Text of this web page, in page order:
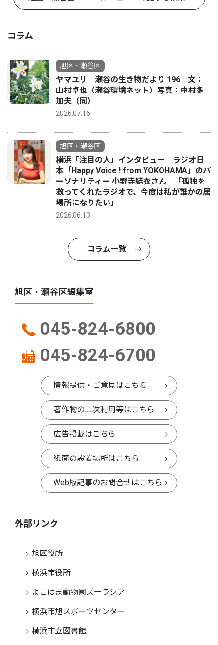
コラム
旭区・瀬谷区
ヤマユリ 瀬谷の生き物だより 196 文：
山村卓也（瀬谷環境ネット）写真：中村多
加夫（同）
2026.07.16
旭区・瀬谷区
横浜「注目の人」インタビュー ラジオ日
本「Happy Voice ! from YOKOHAMA」のパ
ーソナリティー 小野寺結衣さん 「孤独を
救ってくれたラジオで、今度は私が誰かの居
場所になりたい」
2026.06.13
コラム一覧
旭区・瀬谷区編集室
045-824-6800
045-824-6700
情報提供・ご意見はこちら
著作物の二次利用等はこちら
広告掲載はこちら
紙面の設置場所はこちら
Web版記事のお問合せはこちら
外部リンク
旭区役所
横浜市役所
よこはま動物園ズーラシア
横浜市旭スポーツセンター
横浜市立図書館